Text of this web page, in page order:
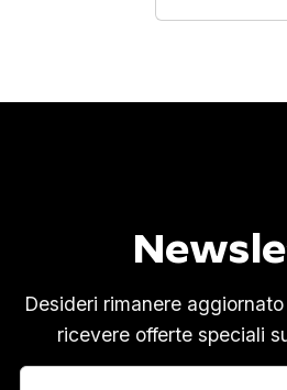
Desideri rimanere
ricevere offerte speciali
Nome